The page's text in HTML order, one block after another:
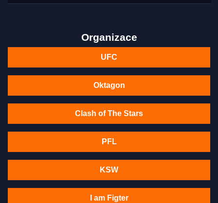
Organizace
UFC
Oktagon
Clash of The Stars
PFL
KSW
I am Figter